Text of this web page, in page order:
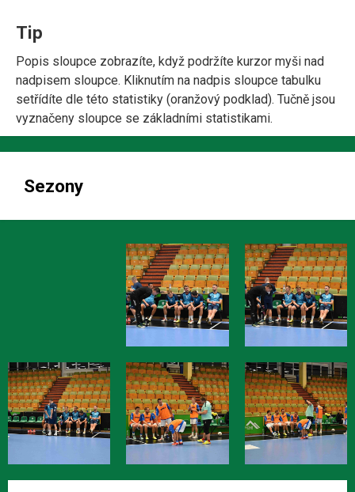
Tip
Popis sloupce zobrazíte, když podržíte kurzor myši nad
nadpisem sloupce. Kliknutím na nadpis sloupce tabulku
setřídíte dle této statistiky (oranžový podklad). Tučně jsou
vyznačeny sloupce se základními statistikami.
Sezony